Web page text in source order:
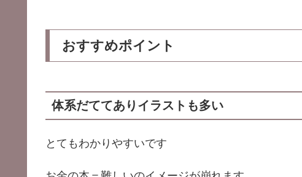
おすすめポイント
体系だててありイラストも多い
とてもわかりやすいです